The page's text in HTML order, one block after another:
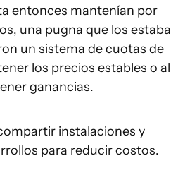
entonces mantenían por
una pugna que los estaba
un sistema de cuotas de
los precios estables o al
ganancias.
instalaciones y
para reducir costos.